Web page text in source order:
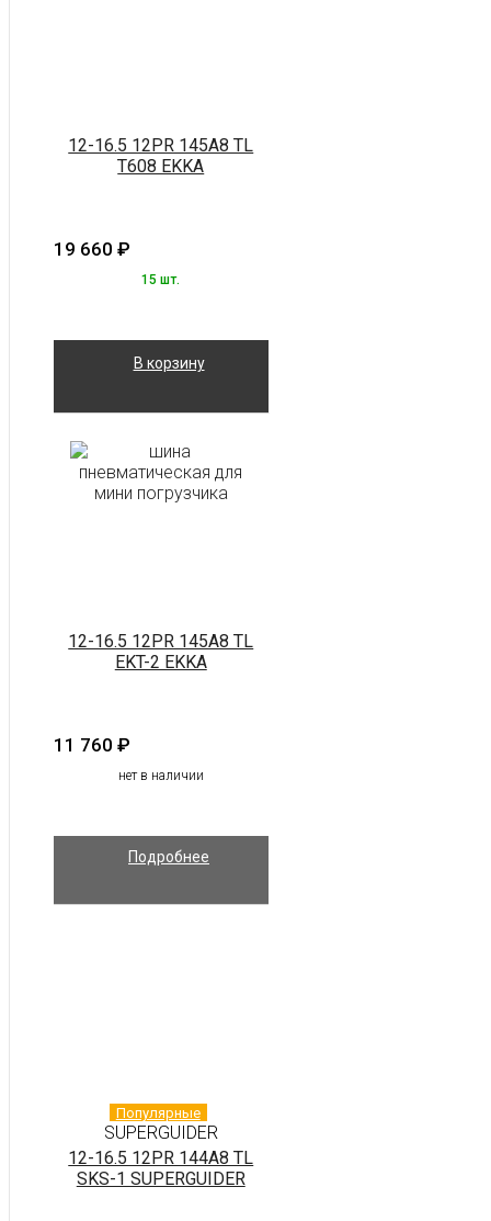
12-16.5 12PR 145A8 TL
T608 EKKA
19 660 ₽
15 шт.
В корзину
12-16.5 12PR 145A8 TL
EKT-2 EKKA
11 760 ₽
нет в наличии
Подробнее
Популярные
SUPERGUIDER
12-16.5 12PR 144A8 TL
SKS-1 SUPERGUIDER